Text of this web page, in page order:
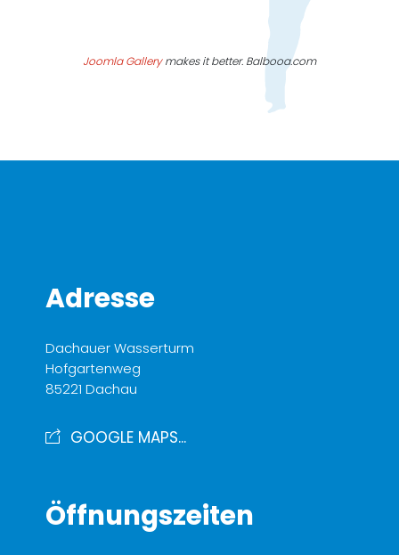
Joomla Gallerymakes it better. Balbooa.com
Adresse
Dachauer Wasserturm
Hofgartenweg
85221 Dachau
GOOGLE MAPS...
Öffnungszeiten